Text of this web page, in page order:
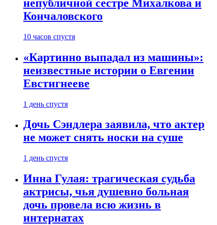
непубличной сестре Михалкова и
Кончаловского
10 часов спустя
«Картинно выпадал из машины»:
неизвестные истории о Евгении
Евстигнееве
1 день спустя
Дочь Сэндлера заявила, что актер
не может снять носки на суше
1 день спустя
Инна Гулая: трагическая судьба
актрисы, чья душевно больная
дочь провела всю жизнь в
интернатах